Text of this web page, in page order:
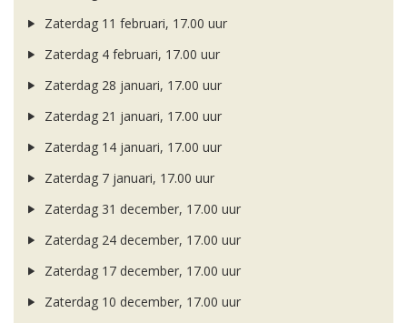
Zaterdag 11 februari, 17.00 uur
Zaterdag 4 februari, 17.00 uur
Zaterdag 28 januari, 17.00 uur
Zaterdag 21 januari, 17.00 uur
Zaterdag 14 januari, 17.00 uur
Zaterdag 7 januari, 17.00 uur
Zaterdag 31 december, 17.00 uur
Zaterdag 24 december, 17.00 uur
Zaterdag 17 december, 17.00 uur
Zaterdag 10 december, 17.00 uur